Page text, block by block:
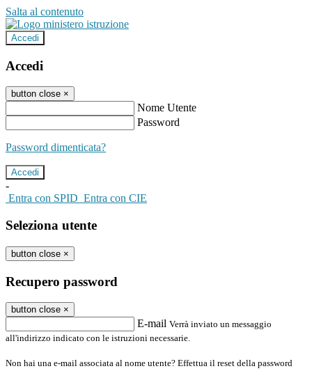
Salta al contenuto
Accedi
Accedi
button close ×
Nome Utente
Password
Password dimenticata?
-
Entra con SPID Entra con CIE
Seleziona utente
button close ×
Recupero password
button close ×
E-mail Verrà inviato un messaggio
all'indirizzo indicato con le istruzioni necessarie.
Non hai una e-mail associata al nome utente? Effettua il reset della password